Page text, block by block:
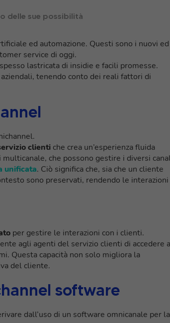
delle sue possibilità
ed automazione. Questi sono i nuovi ed
service di oggi.
lastricata di insidie e facili promesse.
tenendo conto dei reali fattori di
clienti che crea un’esperienza fluida
che possono gestire i diversi
unificata. Ciò significa che, sia che un cliente
sono preservati, rendendo le interazioni
per gestire le interazioni con i clienti.
agli agenti del servizio clienti di accedere a
Questa capacità non solo migliora la
del cliente.
software
dall’uso di un software omnicanale per la